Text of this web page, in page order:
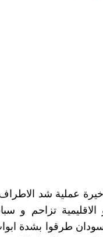
عملية شد
تزاحم و
طرقوا بشدة